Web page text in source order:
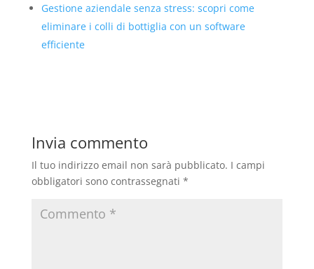
Gestione aziendale senza stress: scopri come
eliminare i colli di bottiglia con un software
efficiente
Invia commento
Il tuo indirizzo email non sarà pubblicato. I campi
obbligatori sono contrassegnati *